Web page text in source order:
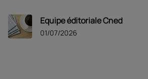
Equipe éditoriale Cned
01/07/2026